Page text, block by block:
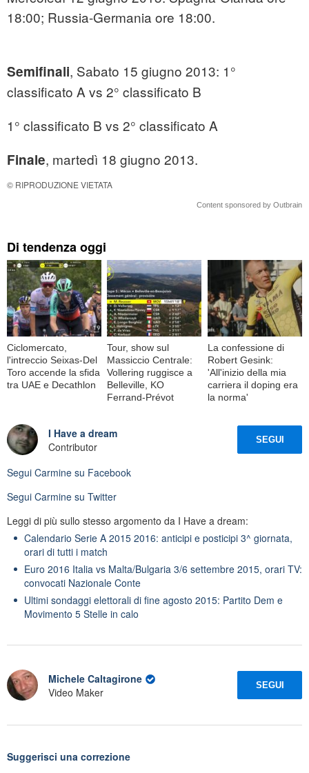
18:00; Russia-Germania ore 18:00.
Semifinali, Sabato 15 giugno 2013: 1°
classificato A vs 2° classificato B
1° classificato B vs 2° classificato A
Finale, martedì 18 giugno 2013.
© RIPRODUZIONE VIETATA
Content sponsored by Outbrain
Di tendenza oggi
Ciclomercato,
l'intreccio Seixas-Del
Toro accende la sfida
tra UAE e Decathlon
Tour, show sul
Massiccio Centrale:
Vollering ruggisce a
Belleville, KO
Ferrand-Prévot
La confessione di
Robert Gesink:
'All'inizio della mia
carriera il doping era
la norma'
I Have a dream
Contributor
SEGUI
Segui Carmine su Facebook
Segui Carmine su Twitter
Leggi di più sullo stesso argomento da I Have a dream:
Calendario Serie A 2015 2016: anticipi e posticipi 3^ giornata,
orari di tutti i match
Euro 2016 Italia vs Malta/Bulgaria 3/6 settembre 2015, orari TV:
convocati Nazionale Conte
Ultimi sondaggi elettorali di fine agosto 2015: Partito Dem e
Movimento 5 Stelle in calo
Michele Caltagirone
Video Maker
SEGUI
Suggerisci una correzione